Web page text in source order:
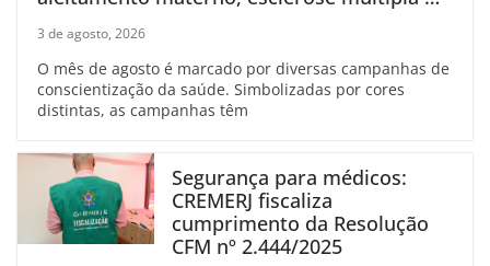
3 de agosto, 2026
O mês de agosto é marcado por diversas campanhas de
conscientização da saúde. Simbolizadas por cores
distintas, as campanhas têm
Segurança para médicos:
CREMERJ fiscaliza
cumprimento da Resolução
CFM nº 2.444/2025